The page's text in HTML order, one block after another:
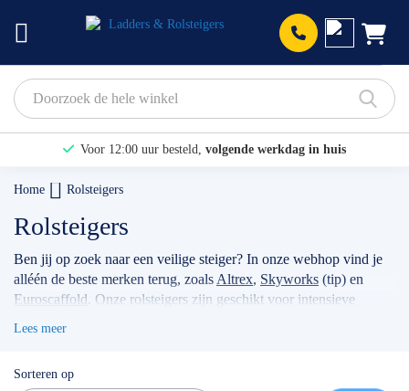
Voor 12:00 uur besteld, volgende werkdag in huis
Home Rolsteigers
Rolsteigers
Ben jij op zoek naar een veilige steiger? In onze webhop vind je
alléén de beste merken terug, zoals Altrex, Skyworks (tip) en
Euroscaffold . Onze rolsteigers zijn geschikt voor intensieve
volgens de actuele norm te werken met de
Lees meer
Sorteren op